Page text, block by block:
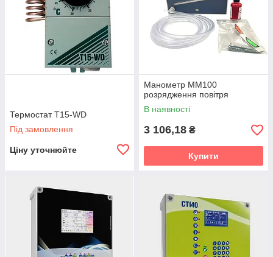
Термостат Т15-WD
Під замовлення
Ціну уточнюйте
Манометр MM100
розрядження повітря
В наявності
3 106,18 ₴
Купити